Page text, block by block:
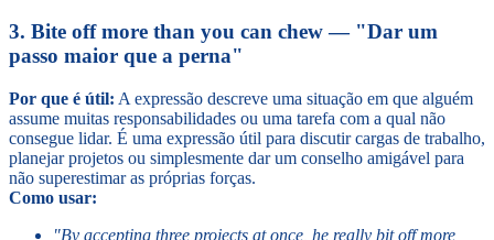
3. Bite off more than you can chew — "Dar um
passo maior que a perna"
Por que é útil: A expressão descreve uma situação em que alguém
assume muitas responsabilidades ou uma tarefa com a qual não
consegue lidar. É uma expressão útil para discutir cargas de trabalho,
planejar projetos ou simplesmente dar um conselho amigável para
não superestimar as próprias forças.
Como usar:
"By accepting three projects at once, he really bit off more